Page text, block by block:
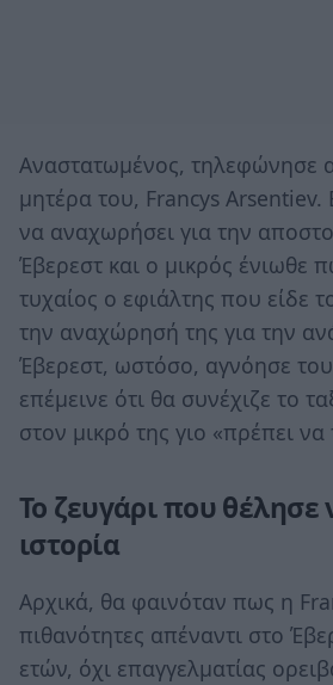
Αναστατωμένος, τηλεφώνησε
μητέρα του, Francys Arsentiev.
να αναχωρήσει για την
Έβερεστ και ο μικρός ένιωθε
τυχαίος ο εφιάλτης που είδε
την αναχώρησή της για την
Έβερεστ, ωστόσο, αγνόησε
επέμεινε ότι θα συνέχιζε το
στον μικρό της γιο «πρέπει
Το ζευγάρι που θέλησε
ιστορία
Αρχικά, θα φαινόταν πως η
πιθανότητες απέναντι στο
ετών, όχι επαγγελματίας